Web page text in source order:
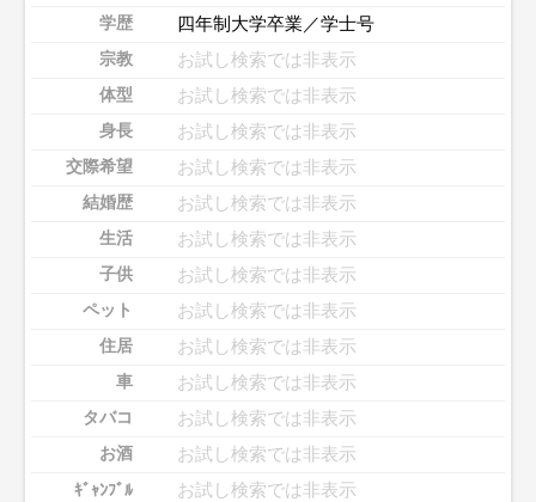
学歴 四年制大学卒業／学士号
宗教 お試し検索では非表示
体型 お試し検索では非表示
身長 お試し検索では非表示
交際希望 お試し検索では非表示
結婚歴 お試し検索では非表示
生活 お試し検索では非表示
子供 お試し検索では非表示
ペット お試し検索では非表示
住居 お試し検索では非表示
車 お試し検索では非表示
タバコ お試し検索では非表示
お酒 お試し検索では非表示
ｷﾞｬﾝﾌﾞﾙ お試し検索では非表示